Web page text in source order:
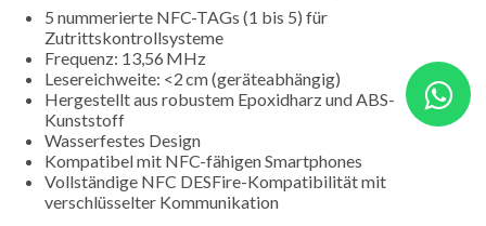
5 nummerierte NFC-TAGs (1 bis 5) für
Zutrittskontrollsysteme
Frequenz: 13,56 MHz
Lesereichweite: <2 cm (geräteabhängig)
Hergestellt aus robustem Epoxidharz und ABS-
Kunststoff
Wasserfestes Design
Kompatibel mit NFC-fähigen Smartphones
Vollständige NFC DESFire-Kompatibilität mit
verschlüsselter Kommunikation